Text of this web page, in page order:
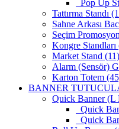
Pop Up
Tattırma Standı
Sahne Arkası
Seçim
Kongre Standları
Market Stand (11)
Alarm (Sensör)
Karton Totem
BANNER
Quick Banner (L
Quick
Quick